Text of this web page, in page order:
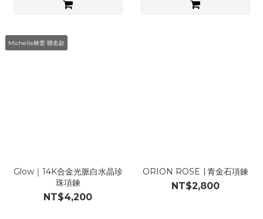
Michelle林萱 聯名款
Glow｜14K合金光脈白水晶珍
珠項鍊
NT$4,200
ORION ROSE ∣ 青金石項鍊
NT$2,800